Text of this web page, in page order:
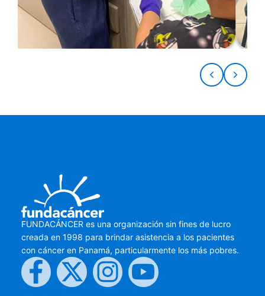
FUNDACÁNCER es una organización sin fines de lucro
creada en 1998 para brindar asistencia a los pacientes
con cáncer en Panamá, particularmente los más pobres.